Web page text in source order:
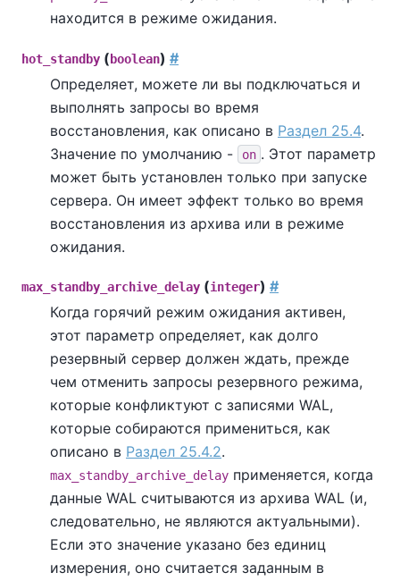
находится в режиме ожидания.
hot_standby ( boolean) #
Определяет, можете ли вы подключаться и
выполнять запросы во время
восстановления, как описано в Раздел 25.4.
Значение по умолчанию -
on . Этот параметр
может быть установлен только при запуске
сервера. Он имеет эффект только во время
восстановления из архива или в режиме
ожидания.
max_standby_archive_delay (integer) #
Когда горячий режим ожидания активен,
этот параметр определяет, как долго
резервный сервер должен ждать, прежде
чем отменить запросы резервного режима,
которые конфликтуют с записями WAL,
которые собираются примениться, как
описано в Раздел 25.4.2.
max_standby_archive_delay применяется, когда
данные WAL считываются из архива WAL (и,
следовательно, не являются актуальными).
Если это значение указано без единиц
измерения, оно считается заданным в